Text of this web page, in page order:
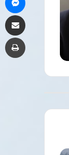
ما
مصر.. اكتشاف
لعصر ما قبل